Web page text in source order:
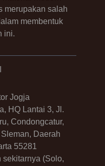
merupakan salah
membentuk
ini.
Jogja
HQ Lantai 3, Jl.
Condongcatur,
Daerah
55281
sekitarnya (Solo,